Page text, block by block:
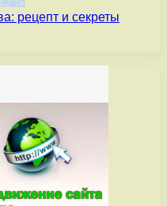
рецепт и секреты